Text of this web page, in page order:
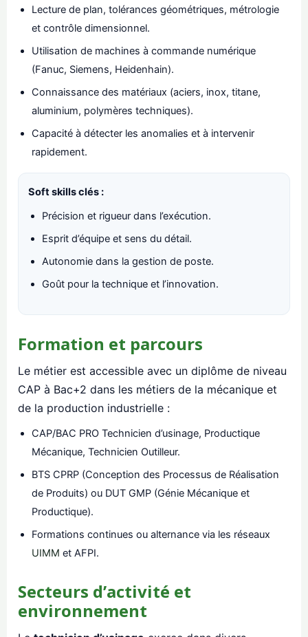
Lecture de plan, tolérances géométriques, métrologie
et contrôle dimensionnel.
Utilisation de machines à commande numérique
(Fanuc, Siemens, Heidenhain).
Connaissance des matériaux (aciers, inox, titane,
aluminium, polymères techniques).
Capacité à détecter les anomalies et à intervenir
rapidement.
Soft skills clés :
Précision et rigueur dans l’exécution.
Esprit d’équipe et sens du détail.
Autonomie dans la gestion de poste.
Goût pour la technique et l’innovation.
Formation et parcours
Le métier est accessible avec un diplôme de niveau
CAP à Bac+2 dans les métiers de la mécanique et
de la production industrielle :
CAP/BAC PRO Technicien d’usinage, Productique
Mécanique, Technicien Outilleur.
BTS CPRP (Conception des Processus de Réalisation
de Produits) ou DUT GMP (Génie Mécanique et
Productique).
Formations continues ou alternance via les réseaux
UIMM et AFPI.
Secteurs d’activité et
environnement